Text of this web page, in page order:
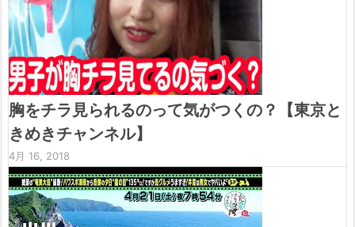
胸をチラ見られるのって気がつくの？【東京と
きめきチャンネル】
4月 16, 2018